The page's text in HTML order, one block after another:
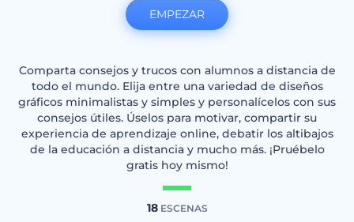
Comparta consejos y trucos con alumnos a distancia de
todo el mundo. Elija entre una variedad de diseños
gráficos minimalistas y simples y personalícelos con sus
consejos útiles. Úselos para motivar, compartir su
experiencia de aprendizaje online, debatir los altibajos
de la educación a distancia y mucho más. ¡Pruébelo
gratis hoy mismo!
18ESCENAS
EMPEZAR